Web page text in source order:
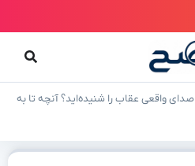
صدای واقعی عقاب را شنیده‌اید؟ آنچه تا به